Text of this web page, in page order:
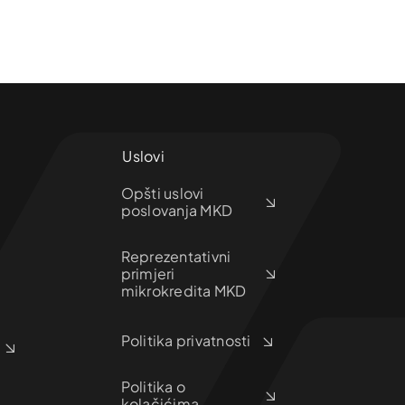
Uslovi
Opšti uslovi
poslovanja MKD
Reprezentativni
primjeri
mikrokredita MKD
Politika privatnosti
Politika o